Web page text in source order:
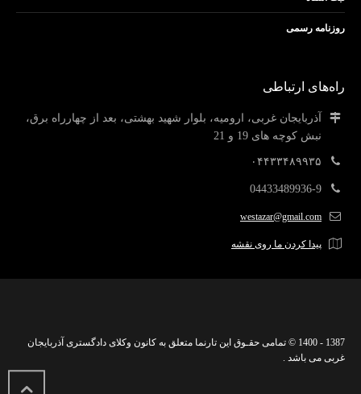
روزنامه رسمی
راه‌های ارتباطی
آذربایجان غربی، ارومیه، بلوار شهید بهشتی، بعد از چهارراه برق،
نبش کوچه های 19 و 21
۰۴۴۳۳۴۸۹۹۳۵
04433489936-9
westazar@gmail.com
پیدا کردن ما روی نقشه
1387 - 1400 © تمامی حقـوق این تارنما متعلق به کانون وکلای دادگستری آذربایجان
غربی می باشد .